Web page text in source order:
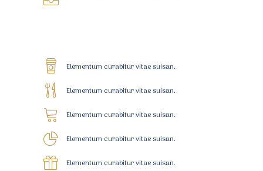
Elementum curabitur vitae suisan.
Elementum curabitur vitae suisan.
Elementum curabitur vitae suisan.
Elementum curabitur vitae suisan.
Elementum curabitur vitae suisan.